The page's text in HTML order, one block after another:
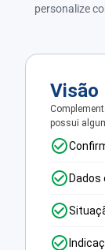
personalize
Visão
possui